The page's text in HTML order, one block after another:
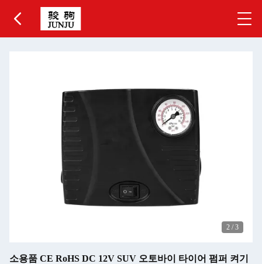
2 / 3
소용품 CE RoHS DC 12V SUV 오토바이 타이어 펌퍼 켜기